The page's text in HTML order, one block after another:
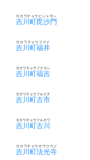
吉川町毘沙門
ヨカワチョウビシャモン
吉川町福井
ヨカワチョウフクイ
吉川町福吉
ヨカワチョウフクヨシ
吉川町古市
ヨカワチョウフルイチ
吉川町古川
ヨカワチョウフルカワ
吉川町法光寺
ヨカワチョウホウコウジ